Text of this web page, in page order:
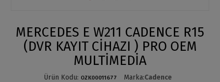
MERCEDES E W211 CADENCE R15
(DVR KAYIT CİHAZI ) PRO OEM
MULTİMEDİA
Ürün Kodu: OZK00011677 Marka:Cadence